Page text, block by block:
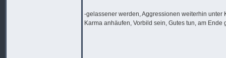
-gelassener werden, Aggressionen weiterhin
Karma anhäufen, Vorbild sein, Gutes tun, am Ende